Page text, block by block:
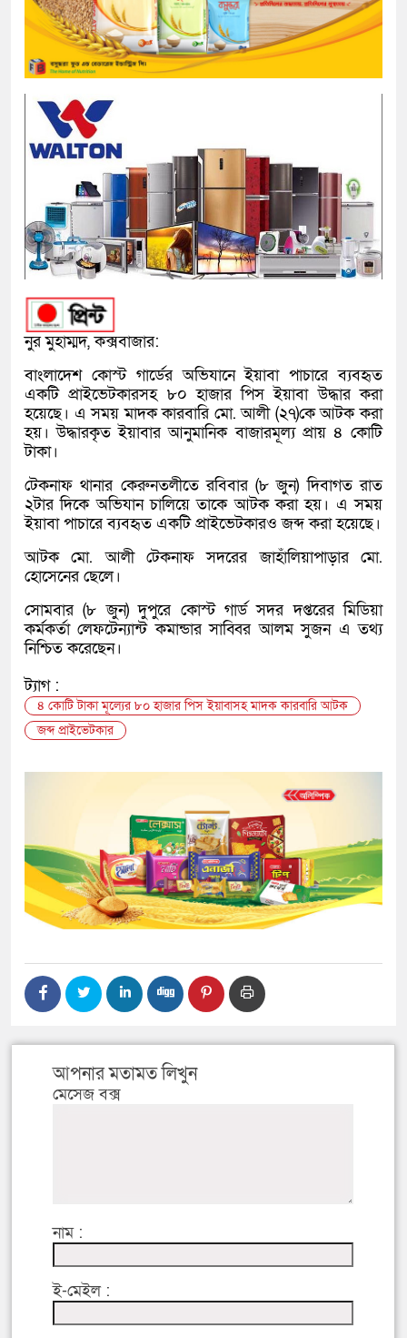
নুর মুহাম্মদ, কক্সবাজার:
বাংলাদেশ কোস্ট গার্ডের অভিযানে ইয়াবা পাচারে ব্যবহৃত
একটি প্রাইভেটকারসহ ৮০ হাজার পিস ইয়াবা উদ্ধার করা
হয়েছে। এ সময় মাদক কারবারি মো. আলী (২৭)কে আটক করা
হয়। উদ্ধারকৃত ইয়াবার আনুমানিক বাজারমূল্য প্রায় ৪ কোটি
টাকা।
টেকনাফ থানার কেরুনতলীতে রবিবার (৮ জুন) দিবাগত রাত
২টার দিকে অভিযান চালিয়ে তাকে আটক করা হয়। এ সময়
ইয়াবা পাচারে ব্যবহৃত একটি প্রাইভেটকারও জব্দ করা হয়েছে।
আটক মো. আলী টেকনাফ সদরের জাহাঁলিয়াপাড়ার মো.
হোসেনের ছেলে।
সোমবার (৮ জুন) দুপুরে কোস্ট গার্ড সদর দপ্তরের মিডিয়া
কর্মকর্তা লেফটেন্যান্ট কমান্ডার সাব্বির আলম সুজন এ তথ্য
নিশ্চিত করেছেন।
ট্যাগ :
৪ কোটি টাকা মূল্যের ৮০ হাজার পিস ইয়াবাসহ মাদক কারবারি আটক
জব্দ প্রাইভেটকার
আপনার মতামত লিখুন
মেসেজ বক্স
নাম :
ই-মেইল :